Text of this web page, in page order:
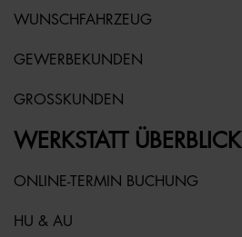
WUNSCHFAHRZEUG
GEWERBEKUNDEN
GROSSKUNDEN
WERKSTATT ÜBERBLICK
ONLINE-TERMIN BUCHUNG
HU & AU